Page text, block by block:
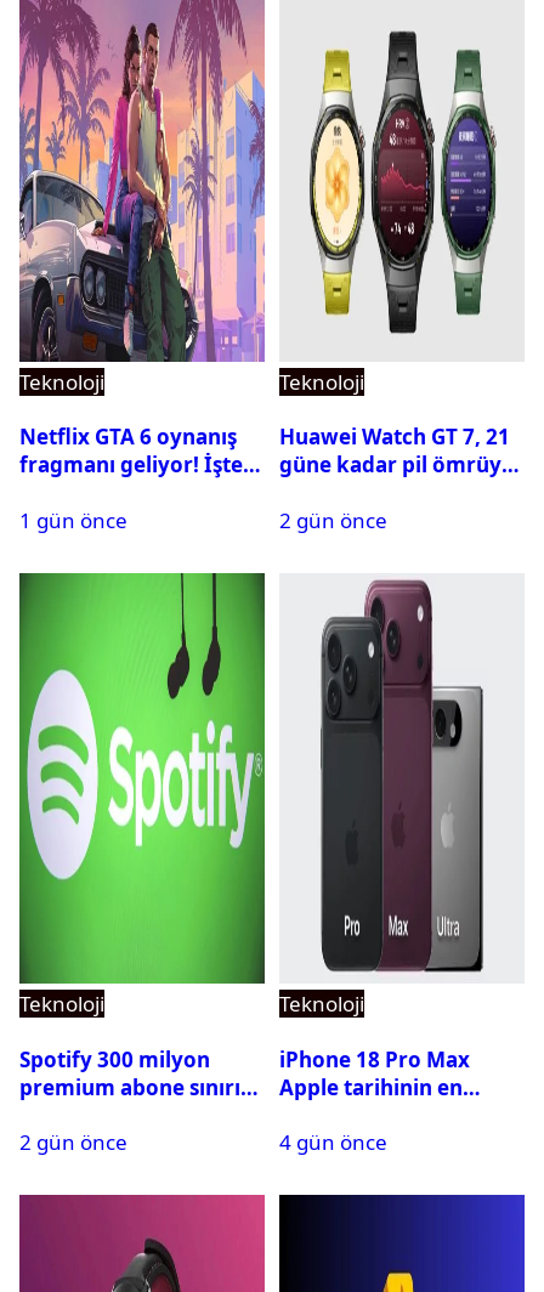
Teknoloji
Netflix GTA 6 oynanış
fragmanı geliyor! İşte
1 gün önce
Teknoloji
Huawei Watch GT 7, 21
güne kadar pil ömrüyle
2 gün önce
Teknoloji
Spotify 300 milyon
premium abone sınırını
2 gün önce
Teknoloji
iPhone 18 Pro Max
Apple tarihinin en
4 gün önce